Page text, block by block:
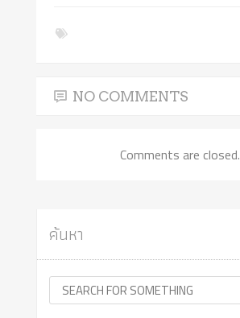
NO COMMENTS
Comments are closed.
ค้นหา